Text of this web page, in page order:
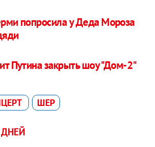
попросила у Деда Мороза
Путина закрыть шоу "Дом-2"
ШЕР
ДНЕЙ